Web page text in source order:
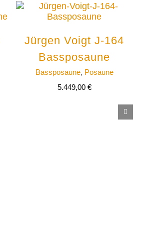
Jürgen Voigt J-164
Bassposaune
Bassposaune, Posaune
5.449,00 €